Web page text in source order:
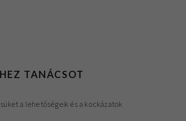
TANÁCSOT
a lehetőségeik és a kockázatok